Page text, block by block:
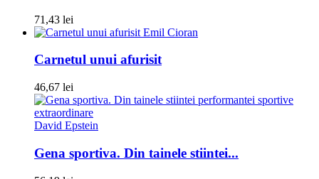
71,43 lei
Emil Cioran
Carnetul unui afurisit
46,67 lei
David Epstein
Gena sportiva. Din tainele stiintei...